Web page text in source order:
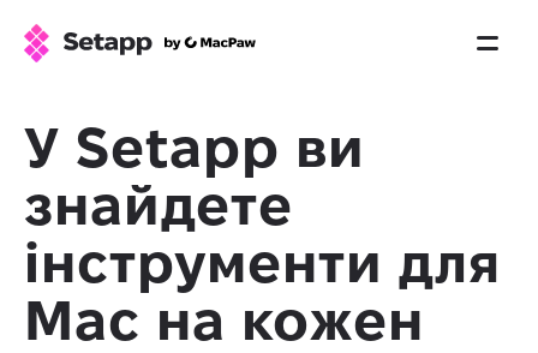
У Setapp ви
знайдете
інструменти для
Mac на кожен